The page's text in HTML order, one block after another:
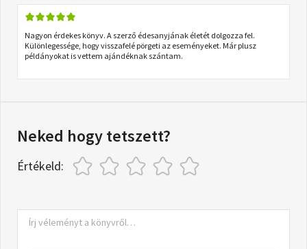
Nagyon érdekes könyv. A szerző édesanyjának életét dolgozza fel.
Különlegessége, hogy visszafelé pörgeti az eseményeket. Már plusz
példányokat is vettem ajándéknak szántam.
Neked hogy tetszett?
Értékeld: